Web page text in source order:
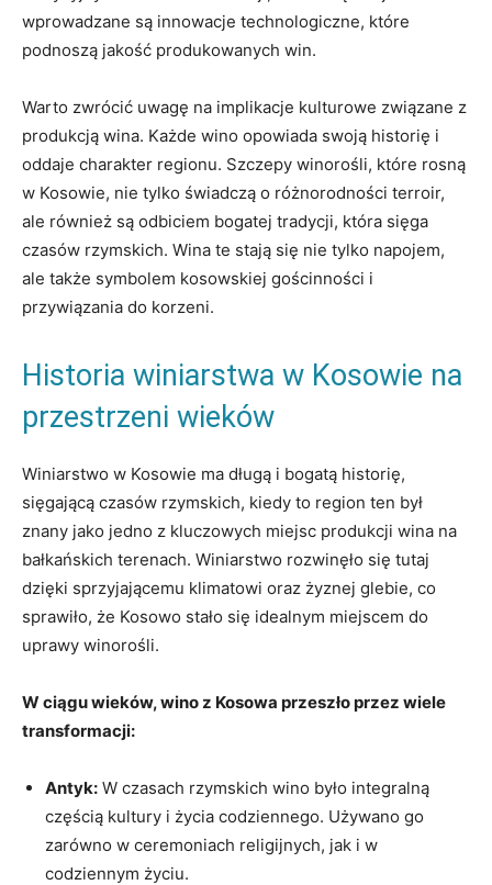
wprowadzane są ​innowacje⁣ technologiczne, które
podnoszą ⁣jakość produkowanych win.
Warto‍ zwrócić uwagę na implikacje‍ kulturowe ⁣związane z
produkcją wina. Każde ‍wino opowiada⁣ swoją historię i
oddaje‍ charakter regionu. Szczepy winorośli, które rosną
w Kosowie,⁣ nie tylko świadczą o ‍różnorodności ‌terroir,
ale ​również​ są odbiciem bogatej‍ tradycji, która sięga
⁣czasów rzymskich. Wina te ‌stają ⁤się ⁣nie tylko ⁤napojem,
⁣ale ⁤także symbolem kosowskiej gościnności i
przywiązania do ⁣korzeni.
Historia winiarstwa w​ Kosowie na⁢
przestrzeni⁤ wieków
Winiarstwo ⁤w Kosowie ma długą i⁤ bogatą historię,
sięgającą czasów rzymskich, kiedy to⁣ region ⁣ten był
‌znany jako jedno z kluczowych⁢ miejsc produkcji wina na
bałkańskich terenach.⁣ Winiarstwo rozwinęło się tutaj
dzięki ⁤sprzyjającemu⁢ klimatowi oraz ‌żyznej⁤ glebie,⁤ co
sprawiło, że Kosowo stało ​się idealnym miejscem ‌do
uprawy winorośli.
W ⁢ciągu wieków, ‌wino z Kosowa przeszło przez wiele
transformacji:
Antyk: ⁢W czasach⁣ rzymskich ⁢wino było integralną
częścią⁢ kultury i ⁤życia codziennego. ‌Używano go
zarówno ⁢w ‌ceremoniach religijnych, jak i w ​
codziennym życiu.